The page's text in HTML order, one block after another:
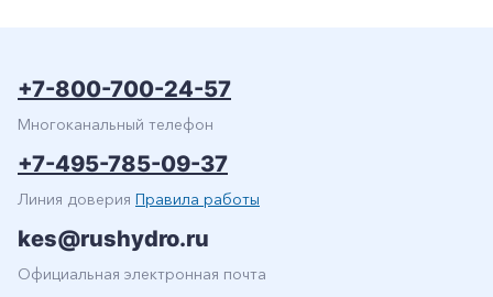
+7-800-700-24-57
Многоканальный телефон
+7-495-785-09-37
Линия доверия Правила работы
kes@rushydro.ru
Официальная электронная почта